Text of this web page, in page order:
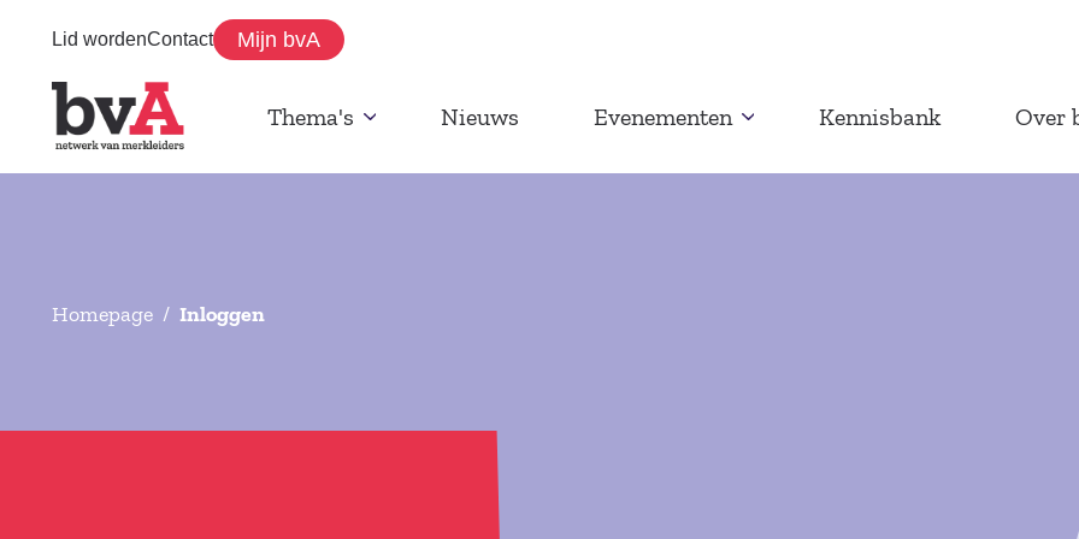
Lid wordenContact Mijn bvA
Thema's Nieuws Evenementen Kennisbank Over
Homepage / Inloggen